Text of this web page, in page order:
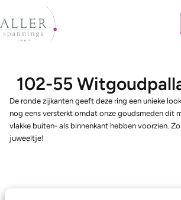
102-55
De ronde zijkanten geeft deze ring een unieke
nog eens versterkt omdat onze goudsmeden dit
vlakke buiten- als binnenkant hebben voorzien.
juweeltje!